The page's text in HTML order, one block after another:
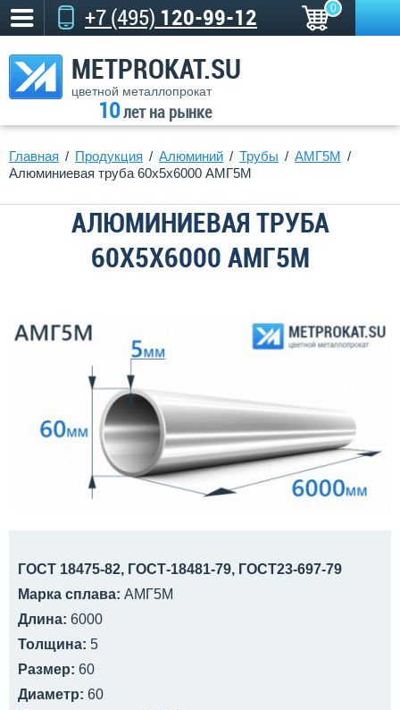
+7 (495) 120-99-12 0
METPROKAT.SU
цветной металлопрокат
10лет на рынке
Главная Продукция Алюминий Трубы
АМГ5М
Алюминиевая труба 60х5х6000 АМГ5М
АЛЮМИНИЕВАЯ ТРУБА
60Х5Х6000 АМГ5М
ГОСТ 18475-82, ГОСТ-18481-79, ГОСТ23-697-79
Марка сплава: АМГ5М
Длина: 6000
Толщина: 5
Размер: 60
Диаметр: 60